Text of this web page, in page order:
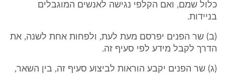
כלול שמם, ואם הקלפי נגישה לאנשים המוגבלים
בניידות.
(ב) שר הפנים יפרסם מעת לעת, ולפחות אחת לשנה, את
הדרך לקבל מידע לפי סעיף זה.
(ג) שר הפנים יקבע הוראות לביצוע סעיף זה, בין השאר,